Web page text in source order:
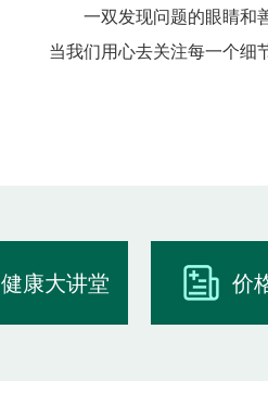
一双发现问题的眼睛和
当我们用心去关注每一个细
健康大讲堂 价